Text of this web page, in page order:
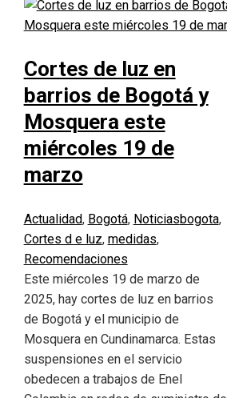
Cortes de luz en
barrios de Bogotá y
Mosquera este
miércoles 19 de
marzo
Actualidad, Bogotá, Noticiasbogota,
Cortes d e luz, medidas,
Recomendaciones
Este miércoles 19 de marzo de
2025, hay cortes de luz en barrios
de Bogotá y el municipio de
Mosquera en Cundinamarca. Estas
suspensiones en el servicio
obedecen a trabajos de Enel